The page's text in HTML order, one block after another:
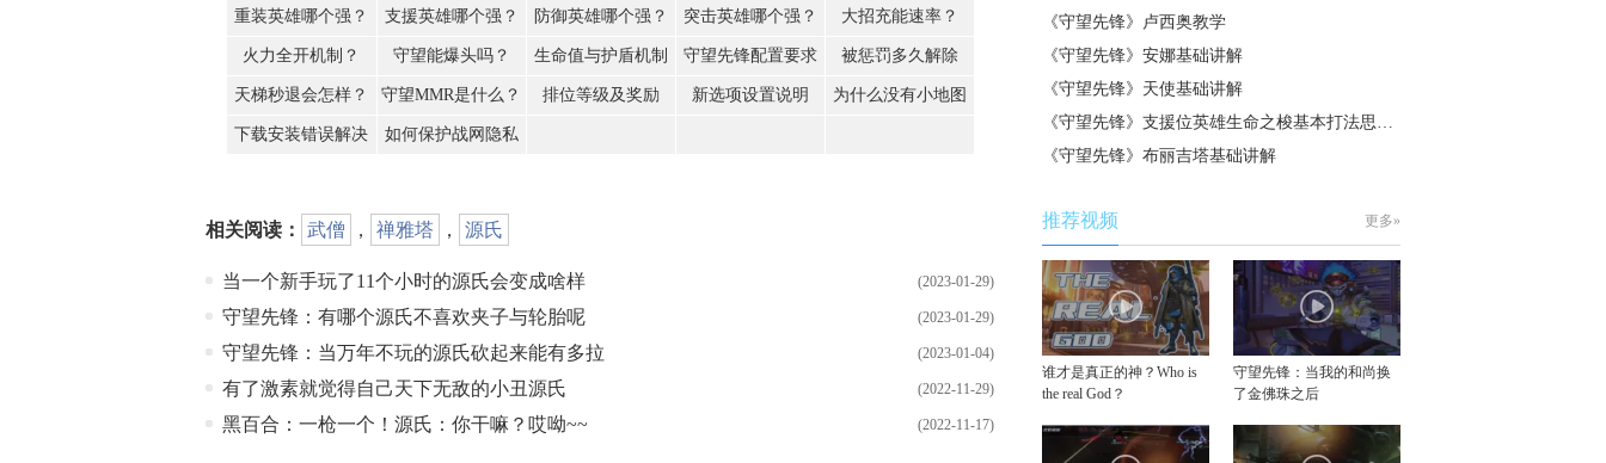
重装英雄哪个强？ 支援英雄哪个强？ 防御英雄哪个强？ 突击英雄哪个强？ 大招充能速率？
火力全开机制？ 守望能爆头吗？ 生命值与护盾机制 守望先锋配置要求 被惩罚多久解除
天梯秒退会怎样？ 守望MMR是什么？ 排位等级及奖励 新选项设置说明 为什么没有小地图
下载安装错误解决 如何保护战网隐私
相关阅读： 武僧 ， 禅雅塔 ， 源氏
(2023-01-29)
当一个新手玩了11个小时的源氏会变成啥样
(2023-01-29)
守望先锋：有哪个源氏不喜欢夹子与轮胎呢
(2023-01-04)
守望先锋：当万年不玩的源氏砍起来能有多拉
(2022-11-29)
有了激素就觉得自己天下无敌的小丑源氏
(2022-11-17)
黑百合：一枪一个！源氏：你干嘛？哎呦~~
《守望先锋》卢西奥教学
《守望先锋》安娜基础讲解
《守望先锋》天使基础讲解
《守望先锋》支援位英雄生命之梭基本打法思…
《守望先锋》布丽吉塔基础讲解
推荐视频 更多»
谁才是真正的神？Who is
the real God？
守望先锋：当我的和尚换
了金佛珠之后